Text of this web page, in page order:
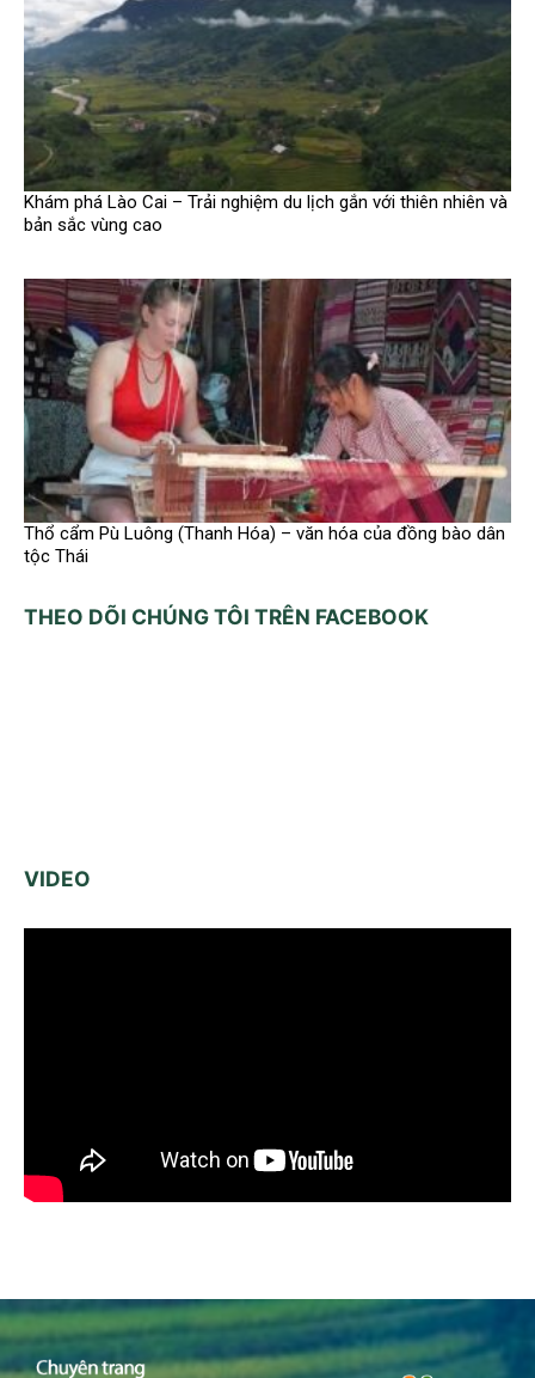
Khám phá Lào Cai – Trải nghiệm du lịch gắn với thiên nhiên và
bản sắc vùng cao
Thổ cẩm Pù Luông (Thanh Hóa) – văn hóa của đồng bào dân
tộc Thái
THEO DÕI CHÚNG TÔI TRÊN FACEBOOK
VIDEO